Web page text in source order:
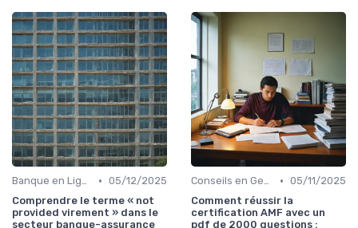
Banque en Ligne et Mobile • 05/12/2025
Comprendre le terme « not
provided virement » dans le
secteur banque-assurance
Conseils en Gestion de Patrimoine • 05/11/2025
Comment réussir la
certification AMF avec un
pdf de 2000 questions :